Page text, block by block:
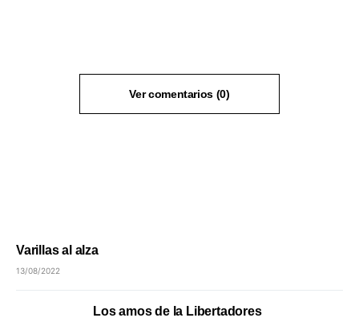
Ver comentarios (0)
Varillas al alza
13/08/2022
Los amos de la Libertadores